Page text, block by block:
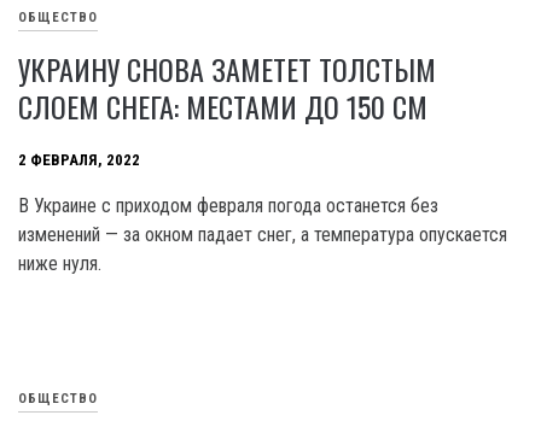
ОБЩЕСТВО
УКРАИНУ СНОВА ЗАМЕТЕТ ТОЛСТЫМ
СЛОЕМ СНЕГА: МЕСТАМИ ДО 150 СМ
2 ФЕВРАЛЯ, 2022
В Украине с приходом февраля погода останется без
изменений — за окном падает снег, а температура опускается
ниже нуля.
ОБЩЕСТВО